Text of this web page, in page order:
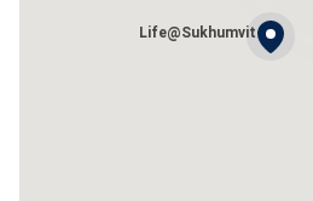
Life@Sukhumvit